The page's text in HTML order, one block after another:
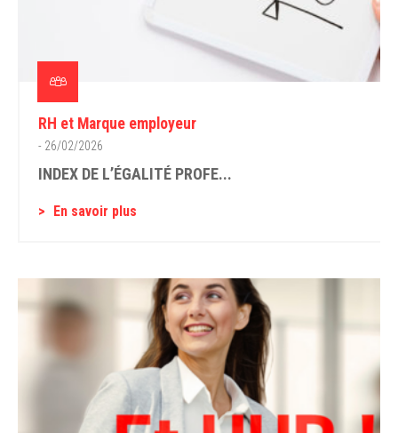
RH et Marque employeur
- 26/02/2026
INDEX DE L’ÉGALITÉ PROFE...
En savoir plus